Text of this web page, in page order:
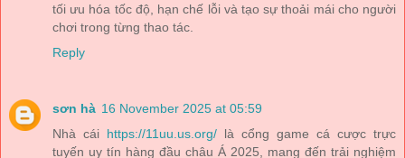
tối ưu hóa tốc độ, hạn chế lỗi và tạo sự thoải mái cho người
chơi trong từng thao tác.
Reply
sơn hà 16 November 2025 at 05:59
Nhà cái https://11uu.us.org/ là cổng game cá cược trực
tuyến uy tín hàng đầu châu Á 2025, mang đến trải nghiệm